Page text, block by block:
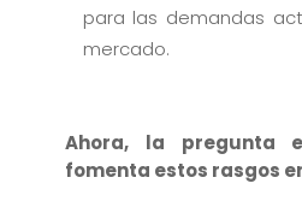
para las demandas
mercado.
Ahora, la pregunta
fomenta estos rasgos